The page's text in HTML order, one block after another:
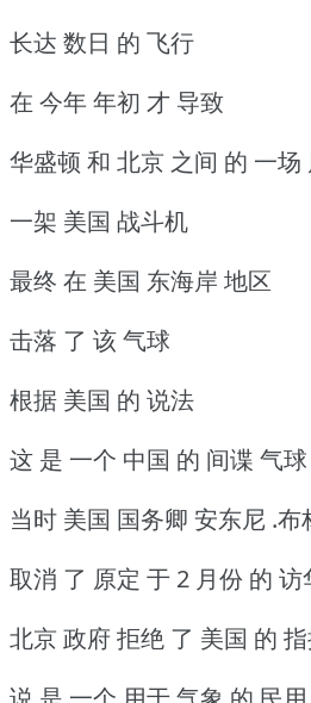
长达 数日 的 飞行
在 今年 年初 才 导致
华盛顿 和 北京 之间 的 一场
一架 美国 战斗机
最终 在 美国 东海岸 地区
击落 了 该 气球
根据 美国 的 说法
这 是 一个 中国 的 间谍 气球
当时 美国 国务卿 安东尼 .布
取消 了 原定 于 2 月份 的 访
北京 政府 拒绝 了 美国 的